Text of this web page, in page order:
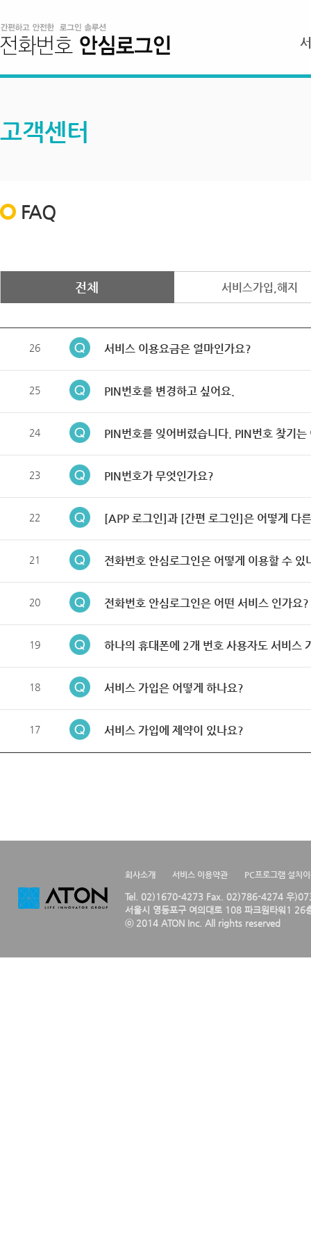
고객센터
FAQ
전체 서비스가입,해지
26 서비스 이용요금은 얼마인가요?
25 PIN번호를 변경하고 싶어요.
24 PIN번호를 잊어버렸습니다. PIN번호 찾기는
23 PIN번호가 무엇인가요?
22 [APP 로그인]과 [간편 로그인]은 어떻게 다
21 전화번호 안심로그인은 어떻게 이용할 수 있
20 전화번호 안심로그인은 어떤 서비스 인가요?
19 하나의 휴대폰에 2개 번호 사용자도 서비스
18 서비스 가입은 어떻게 하나요?
17 서비스 가입에 제약이 있나요?
회사소개 서비스 이용약관 PC프로그램 설치
Tel. 02)1670-4273 Fax. 02)786-4274 우
서울시 영등포구 여의대로 108 파크원타워1 26
ⓒ 2014 ATON Inc. All rights reserved